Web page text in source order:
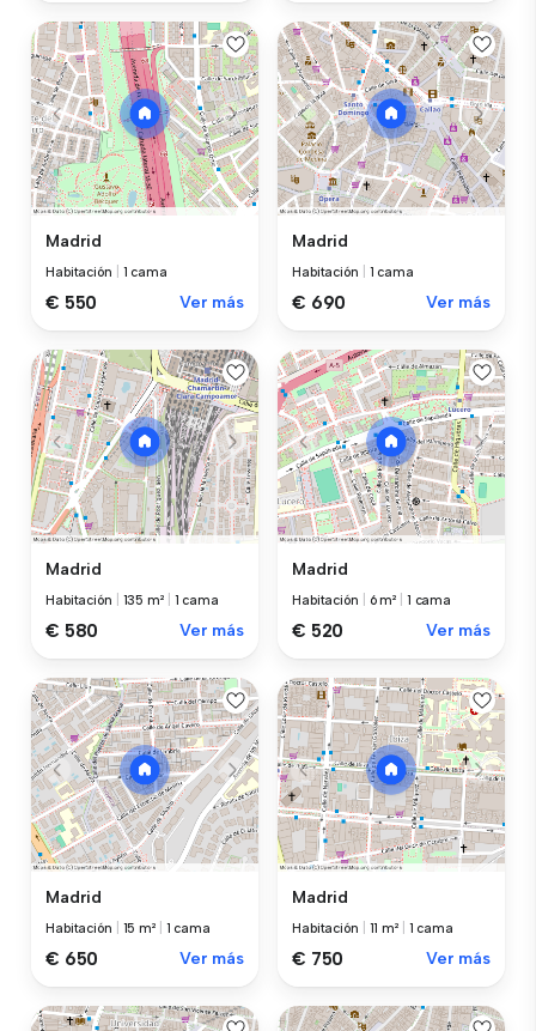
Madrid
Habitación 1 cama
€ 550 Ver más
Madrid
Habitación 1 cama
€ 690 Ver más
Madrid
Habitación 135 m² 1 cama
€ 580 Ver más
Madrid
Habitación 6 m² 1 cama
€ 520 Ver más
Madrid
Habitación 15 m² 1 cama
€ 650 Ver más
Madrid
Habitación 11 m² 1 cama
€ 750 Ver más